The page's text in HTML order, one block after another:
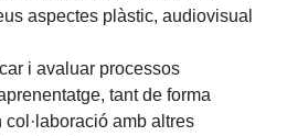
aspectes plàstic, audiovisual
i avaluar processos
tant de forma
amb altres